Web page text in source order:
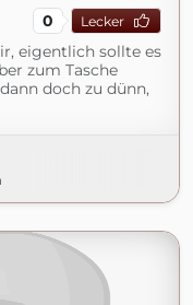
0 Lecker
eigentlich sollte es
zum Tasche
doch zu dünn,